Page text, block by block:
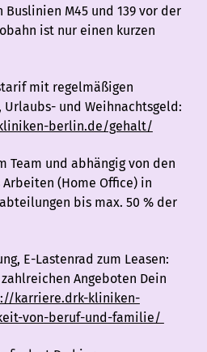
M45 und 139 vor der
ist nur einen kurzen
mit regelmäßigen
Urlaubs- und Weihnachtsgeld:
berlin.de/gehalt/
Team und abhängig von den
(Home Office) in
bis max. 50 % der
E-Lastenrad zum Leasen:
Angeboten Dein
karriere.drk-kliniken-
von-beruf-und-familie/